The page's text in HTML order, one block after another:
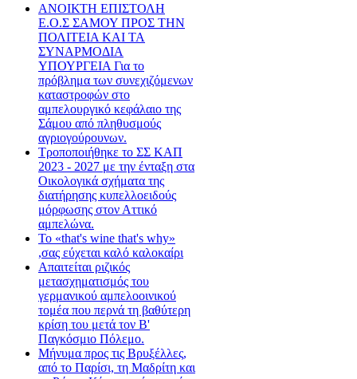
ΑΝΟΙΚΤΗ ΕΠΙΣΤΟΛΗ
Ε.Ο.Σ ΣΑΜΟΥ ΠΡΟΣ ΤΗΝ
ΠΟΛΙΤΕΙΑ ΚΑΙ ΤΑ
ΣΥΝΑΡΜΟΔΙΑ
ΥΠΟΥΡΓΕΙΑ Για το
πρόβλημα των συνεχιζόμενων
καταστροφών στο
αμπελουργικό κεφάλαιο της
Σάμου από πληθυσμούς
αγριογούρουνων.
Τροποποιήθηκε το ΣΣ ΚΑΠ
2023 - 2027 με την ένταξη στα
Οικολογικά σχήματα της
διατήρησης κυπελλοειδούς
μόρφωσης στον Αττικό
αμπελώνα.
Το «that's wine that's why»
,σας εύχεται καλό καλοκαίρι
Απαιτείται ριζικός
μετασχηματισμός του
γερμανικού αμπελοοινικού
τομέα που περνά τη βαθύτερη
κρίση του μετά τον Β'
Παγκόσμιο Πόλεμο.
Μήνυμα προς τις Βρυξέλλες,
από το Παρίσι, τη Μαδρίτη και